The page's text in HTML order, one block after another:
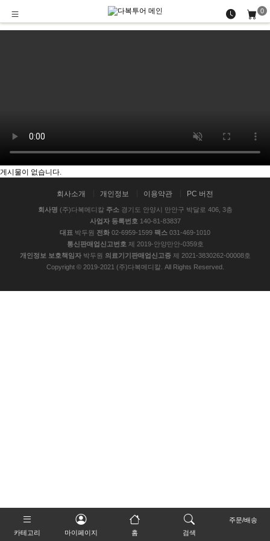
0
카테고리 마이페이지 홈 검색
주문/배송
게시물이 없습니다.
회사소개 개인정보 이용약관 PC 버전
회사명 (주)다복메디칼 주소경기도 안양시 만안구 박달로 406, 3층
사업자 등록번호 140-81-83837
대표 박두원 전화 02-6959-1599 팩스 031-469-1010
통신판매업신고번호 제 2019-안양만안-0359호
개인정보 보호책임자박두원 의료기기판매업신고증제 2021-3830262-00008호
Copyright © 2019-2021 (주)다복메디칼. All Rights Reserved.